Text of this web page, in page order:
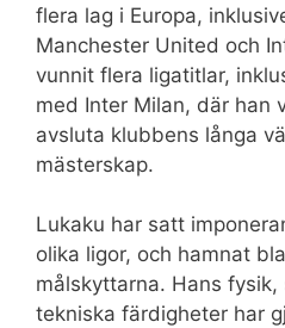
flera lag i Europa,
Manchester United och
vunnit flera ligatitlar,
med Inter Milan, där han
avsluta klubbens långa
mästerskap.
Lukaku har satt
olika ligor, och hamnat
målskyttarna. Hans
tekniska färdigheter har